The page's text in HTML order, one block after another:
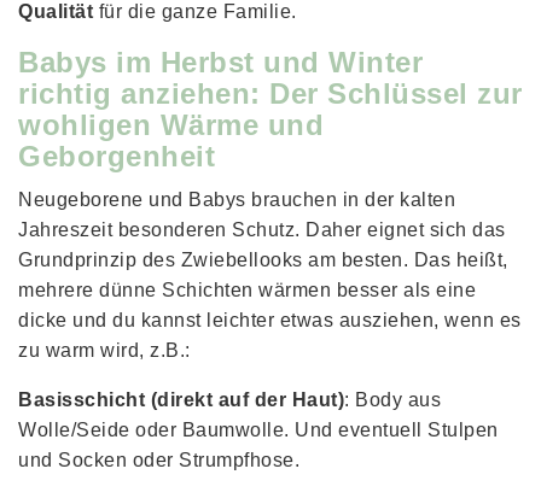
Qualität für die ganze Familie.
Babys im Herbst und Winter
richtig anziehen: Der Schlüssel zur
wohligen Wärme und
Geborgenheit
Neugeborene und Babys brauchen in der kalten
Jahreszeit besonderen Schutz. Daher eignet sich das
Grundprinzip des Zwiebellooks am besten. Das heißt,
mehrere dünne Schichten wärmen besser als eine
dicke und du kannst leichter etwas ausziehen, wenn es
zu warm wird, z.B.:
Basisschicht (direkt auf der Haut): Body aus
Wolle/Seide oder Baumwolle. Und eventuell Stulpen
und Socken oder Strumpfhose.